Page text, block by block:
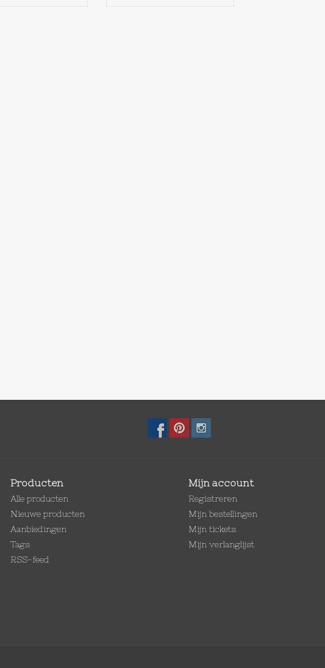
Producten
Alle producten
Nieuwe producten
Aanbiedingen
Tags
RSS-feed
Mijn account
Registreren
Mijn bestellingen
Mijn tickets
Mijn verlanglijst